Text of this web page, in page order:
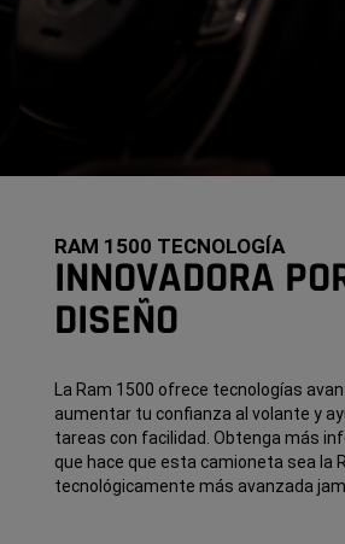
RAM 1500 TECNOLOGÍA
INNOVADORA
DISEÑO
La Ram 1500 ofrece tecnologías
aumentar tu confianza al volante y
tareas con facilidad. Obtenga más
que hace que esta camioneta sea la
tecnológicamente más avanzada